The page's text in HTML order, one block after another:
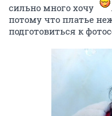
сильно много хочу
потому что платье
подготовиться к